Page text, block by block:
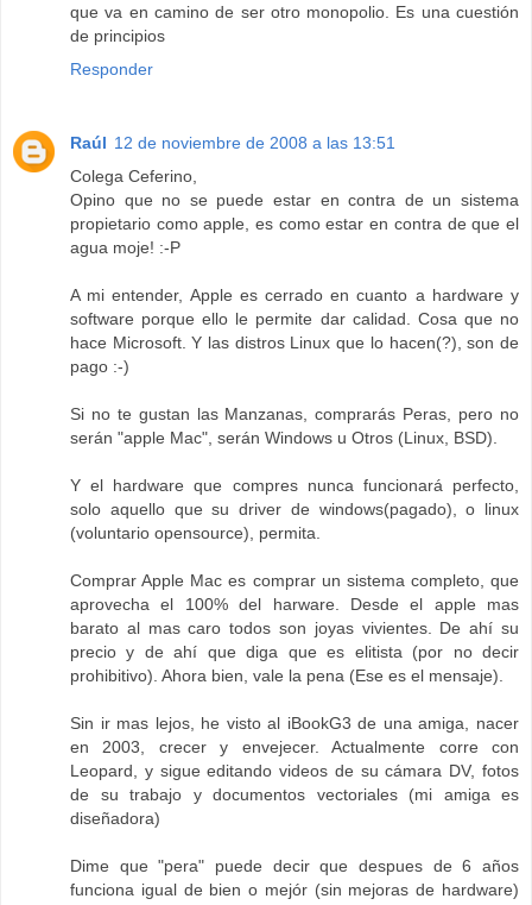
que va en camino de ser otro monopolio. Es una cuestión
de principios
Responder
Raúl 12 de noviembre de 2008 a las 13:51
Colega Ceferino,
Opino que no se puede estar en contra de un sistema
propietario como apple, es como estar en contra de que el
agua moje! :-P
A mi entender, Apple es cerrado en cuanto a hardware y
software porque ello le permite dar calidad. Cosa que no
hace Microsoft. Y las distros Linux que lo hacen(?), son de
pago :-)
Si no te gustan las Manzanas, comprarás Peras, pero no
serán "apple Mac", serán Windows u Otros (Linux, BSD).
Y el hardware que compres nunca funcionará perfecto,
solo aquello que su driver de windows(pagado), o linux
(voluntario opensource), permita.
Comprar Apple Mac es comprar un sistema completo, que
aprovecha el 100% del harware. Desde el apple mas
barato al mas caro todos son joyas vivientes. De ahí su
precio y de ahí que diga que es elitista (por no decir
prohibitivo). Ahora bien, vale la pena (Ese es el mensaje).
Sin ir mas lejos, he visto al iBookG3 de una amiga, nacer
en 2003, crecer y envejecer. Actualmente corre con
Leopard, y sigue editando videos de su cámara DV, fotos
de su trabajo y documentos vectoriales (mi amiga es
diseñadora)
Dime que "pera" puede decir que despues de 6 años
funciona igual de bien o mejór (sin mejoras de hardware)